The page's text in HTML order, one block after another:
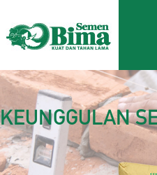
KEUNGGULAN